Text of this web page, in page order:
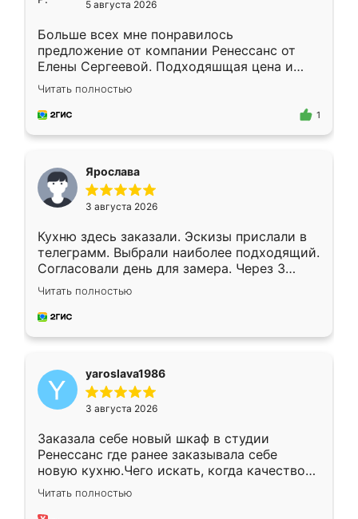
5 августа 2026
Больше всех мне понравилось
предложение от компании Ренессанс от
Елены Сергеевой. Подходяшщая цена и
короткие сроки изготовления. Приехавший
для замера сотрудник Владислав
предложил по моему эскизу самый
Читать полностью
1
Ярослава
3 августа 2026
Кухню здесь заказали. Эскизы прислали в
телеграмм. Выбрали наиболее подходящий.
Согласовали день для замера. Через 3
недели кухня была уже готова. Остались
довольны работой. Спасибо Ренессанс
мебель за качественную работу!
Читать полностью
yaroslava1986
3 августа 2026
Заказала себе новый шкаф в студии
Ренессанс где ранее заказывала себе
новую кухню.Чего искать, когда качеством
вполне довольна. Служит кухня уже почти
два года, нареканий нет.
Читать полностью